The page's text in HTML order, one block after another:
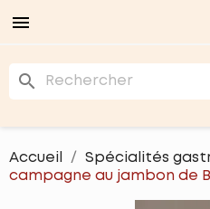

search
Accueil Spécialités
campagne au jambon de